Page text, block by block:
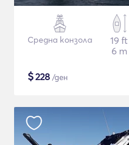
Средна конзола
19 ft
6 m
$228 /ден